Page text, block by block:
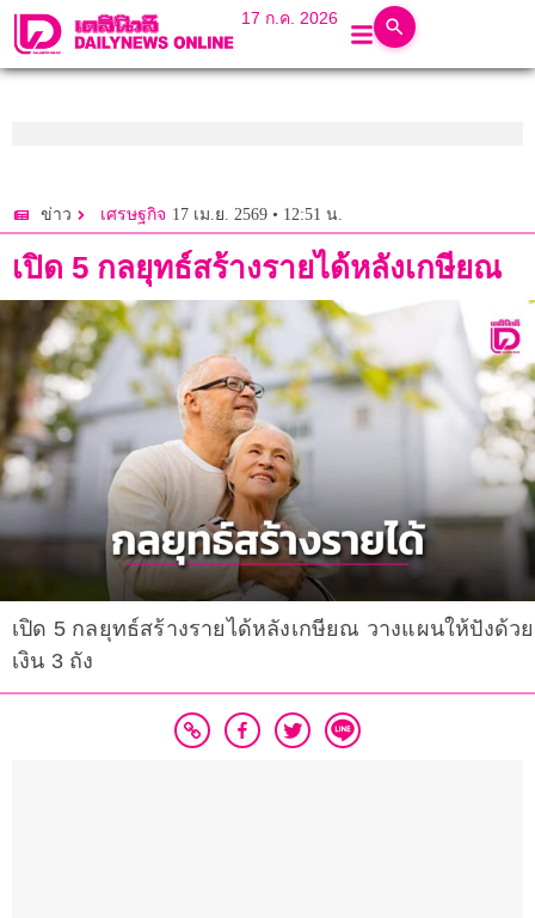
17 ก.ค. 2026
ข่าว เศรษฐกิจ 17 เม.ย. 2569 • 12:51 น.
เปิด 5 กลยุทธ์สร้างรายได้หลังเกษียณ
เปิด 5 กลยุทธ์สร้างรายได้หลังเกษียณ วางแผนให้ปังด้วย
เงิน 3 ถัง